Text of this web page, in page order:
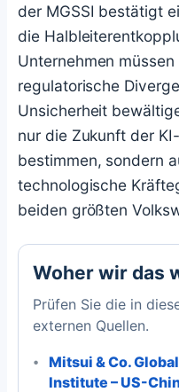
der MGSSI bestätigt
die
Unternehmen
regulatorische
Unsicherheit
nur die Zukunft der
bestimmen, sondern
technologische
beiden größten
Woher wir das
Prüfen Sie die in
externen Quellen.
Mitsui & Co.
Institute – US-